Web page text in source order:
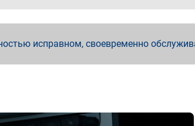
исправном, своевременно